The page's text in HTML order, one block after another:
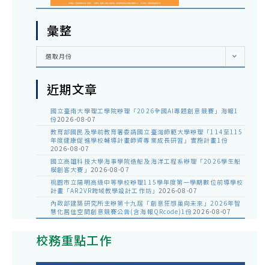
彙整
彙
選取月份
近期文章
國立臺南大學理工學院辦理「2026全國AI專題創意競賽」海報1
份2026-08-07
教育部國民及學前教育署委請國立臺灣師範大學辦理「114至115
年度健康促進學校輔導計畫師資專業成長研習」實施計畫1份
2026-08-07
國立高雄科技大學海事學院造船及海洋工程系辦理「2026學生船
模創客大賽」 2026-08-07
桃園市立陽明高級中等學校辦理115學年度第一學期數位前導學校
計畫「AR2VR跨域教學設計工作坊」 2026-08-07
內政部建築研究所主辦第十九屆「創意狂想巢向未來」2026年智
慧化居住空間創意競賽公告(含海報QRcode)1份2026-08-07
校務重點工作